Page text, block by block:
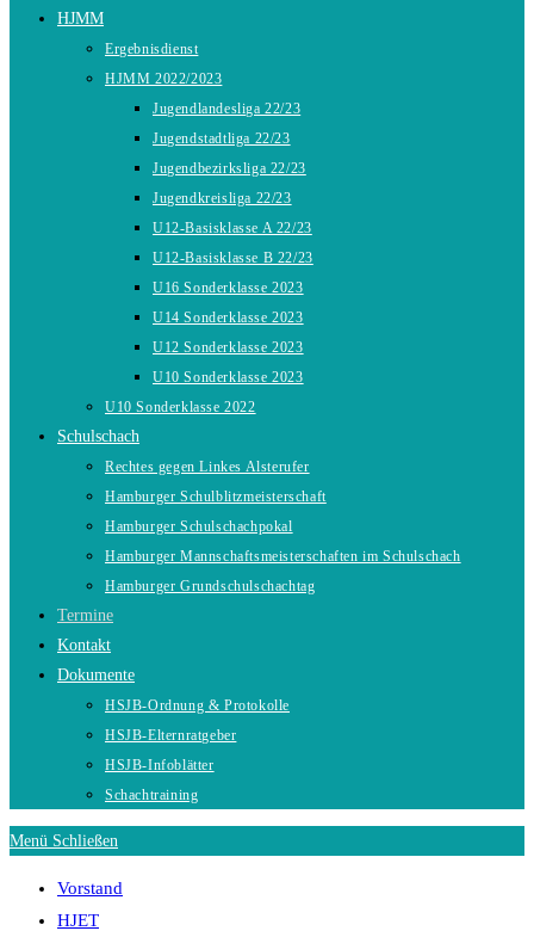
HJMM
Ergebnisdienst
HJMM 2022/2023
Jugendlandesliga 22/23
Jugendstadtliga 22/23
Jugendbezirksliga 22/23
Jugendkreisliga 22/23
U12-Basisklasse A 22/23
U12-Basisklasse B 22/23
U16 Sonderklasse 2023
U14 Sonderklasse 2023
U12 Sonderklasse 2023
U10 Sonderklasse 2023
U10 Sonderklasse 2022
Schulschach
Rechtes gegen Linkes Alsterufer
Hamburger Schulblitzmeisterschaft
Hamburger Schulschachpokal
Hamburger Mannschaftsmeisterschaften im Schulschach
Hamburger Grundschulschachtag
Termine
Kontakt
Dokumente
HSJB-Ordnung & Protokolle
HSJB-Elternratgeber
HSJB-Infoblätter
Schachtraining
Menü Schließen
Vorstand
HJET